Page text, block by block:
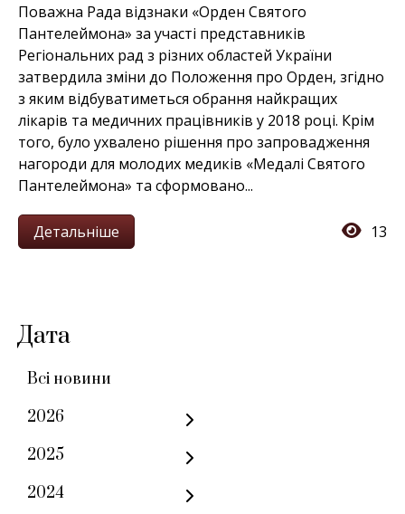
Дата
Всі новини
2026
2025
2024
Поважна Рада відзнаки «Орден Святого
Пантелеймона» за участі представників
Регіональних рад з різних областей України
затвердила зміни до Положення про Орден, згідно
з яким відбуватиметься обрання найкращих
лікарів та медичних працівників у 2018 році. Крім
того, було ухвалено рішення про запровадження
нагороди для молодих медиків «Медалі Святого
Пантелеймона» та сформовано...
Детальніше 13